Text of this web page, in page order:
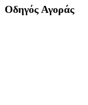
Οδηγός Αγοράς